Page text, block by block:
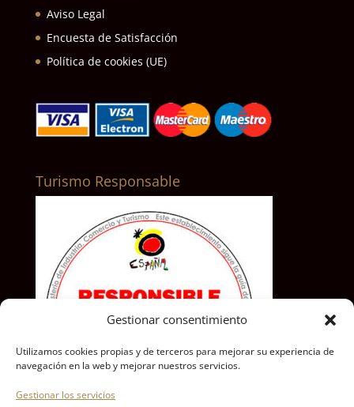
Gestionar consentimiento
Utilizamos cookies propias y de terceros para mejorar su experiencia de
navegación en la web y mejorar nuestros servicios.
Gestionar los servicios
Aviso Legal
Encuesta de Satisfacción
Política de cookies (UE)
Turismo Responsable